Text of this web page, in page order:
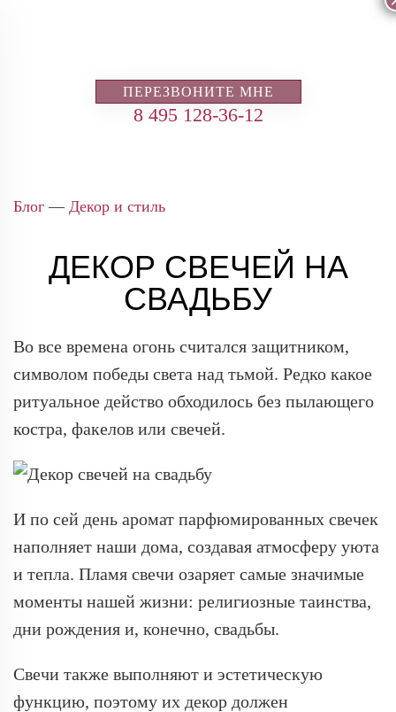
ПЕРЕЗВОНИТЕ МНЕ
8 495 128-36-12
Блог — Декор и стиль
ДЕКОР СВЕЧЕЙ НА
СВАДЬБУ
Во все времена огонь считался защитником,
символом победы света над тьмой. Редко какое
ритуальное действо обходилось без пылающего
костра, факелов или свечей.
И по сей день аромат парфюмированных свечек
наполняет наши дома, создавая атмосферу уюта
и тепла. Пламя свечи озаряет самые значимые
моменты нашей жизни: религиозные таинства,
дни рождения и, конечно, свадьбы.
Свечи также выполняют и эстетическую
функцию, поэтому их декор должен